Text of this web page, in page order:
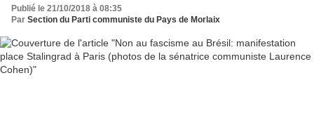
Publié le 21/10/2018 à 08:35
Par Section du Parti communiste du Pays de Morlaix